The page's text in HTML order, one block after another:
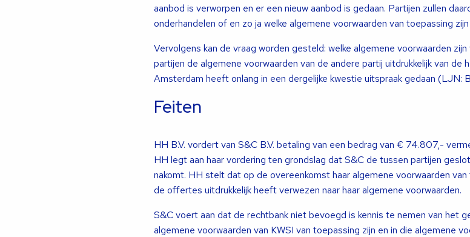
aanbod is verworpen en er een nieuw aanbod is gedaan. Partijen zullen
onderhandelen of en zo ja welke algemene voorwaarden van toepassing
Vervolgens kan de vraag worden gesteld: welke algemene voorwaarden
partijen de algemene voorwaarden van de andere partij uitdrukkelijk van de
Amsterdam heeft onlang in een dergelijke kwestie uitspraak gedaan (LJN:
Feiten
HH B.V. vordert van S&C B.V. betaling van een bedrag van € 74.807,-
HH legt aan haar vordering ten grondslag dat S&C de tussen partijen
nakomt. HH stelt dat op de overeenkomst haar algemene voorwaarden
de offertes uitdrukkelijk heeft verwezen naar haar algemene voorwaarden.
S&C voert aan dat de rechtbank niet bevoegd is kennis te nemen van het
algemene voorwaarden van KWSI van toepassing zijn en in die algemene